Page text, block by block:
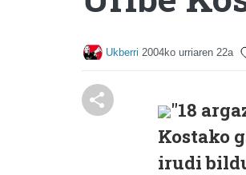
Ukberri 2004ko urriaren 22a
"18
Kostako
irudi